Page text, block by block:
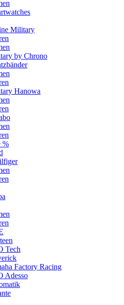
Military
by Chrono
Hanowa
%
Tech
Factory Racing
Adesso